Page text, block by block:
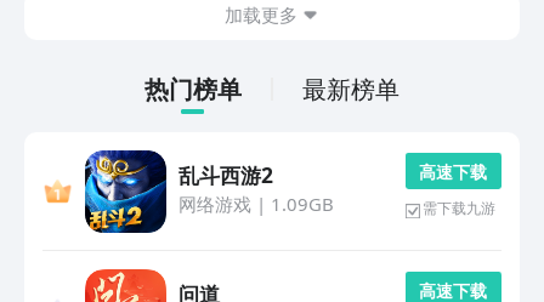
加载更多
热门榜单 最新榜单
乱斗西游2
网络游戏| 1.09GB
高 速 下 载
需下载九游
问道 高 速 下 载